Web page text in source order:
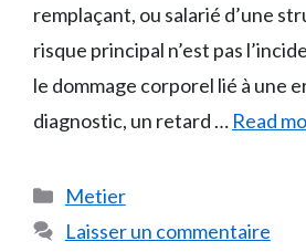
remplaçant, ou salarié d’une
risque principal n’est pas
le dommage corporel lié à une
diagnostic, un retard … Read
Catégories
Metier
Laisser un commentaire